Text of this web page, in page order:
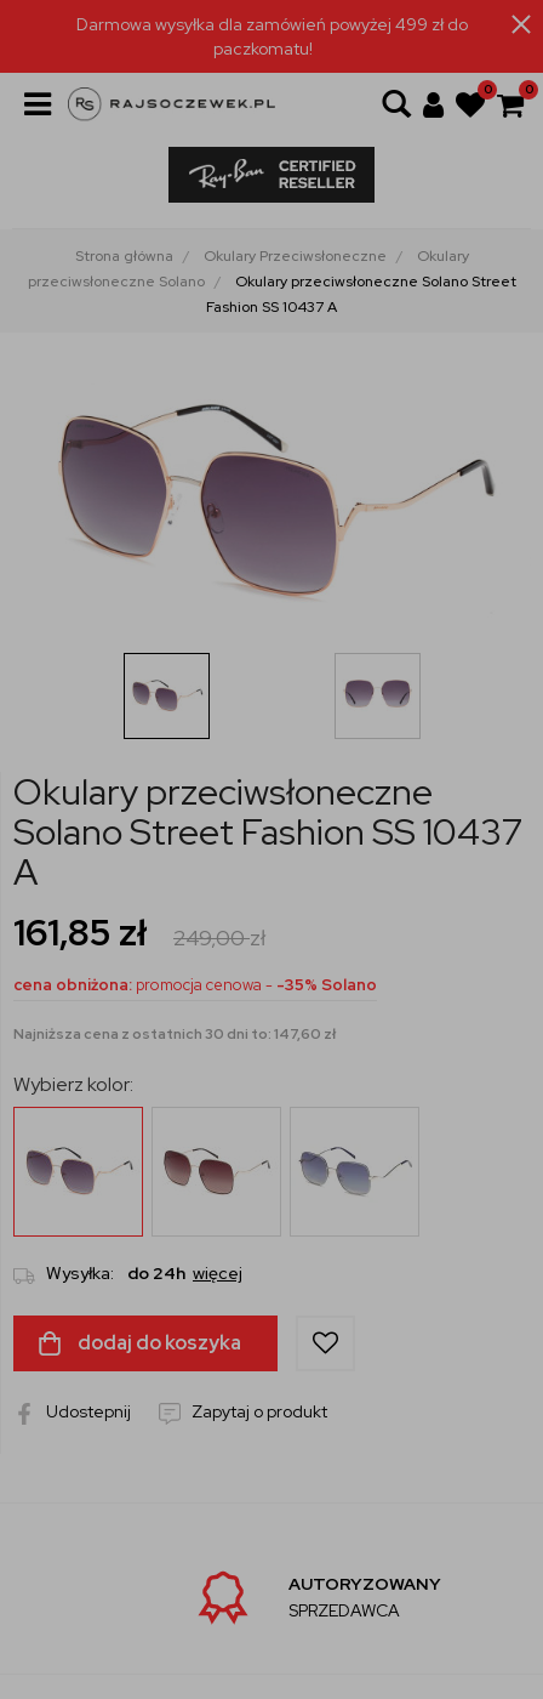
Darmowa wysyłka dla zamówień powyżej 499 zł do
paczkomatu!
0 0
Strona główna Okulary Przeciwsłoneczne
Okulary
przeciwsłoneczne Solano
Okulary przeciwsłoneczne Solano Street
Fashion SS 10437 A
Okulary przeciwsłoneczne
Solano Street Fashion SS 10437
A
161,85 zł 249,00zł
cena obniżona: promocja cenowa - -35% Solano
Najniższa cena z ostatnich 30 dni to: 147,60 zł
Wybierz kolor:
Wysyłka: do 24h więcej
dodaj do koszyka
Udostepnij Zapytaj o produkt
AUTORYZOWANY
SPRZEDAWCA